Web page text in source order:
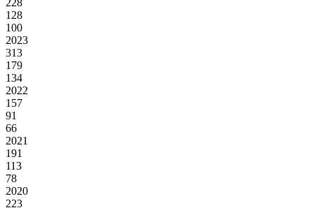
128
100
2023
313
179
134
2022
157
91
66
2021
191
113
78
2020
223